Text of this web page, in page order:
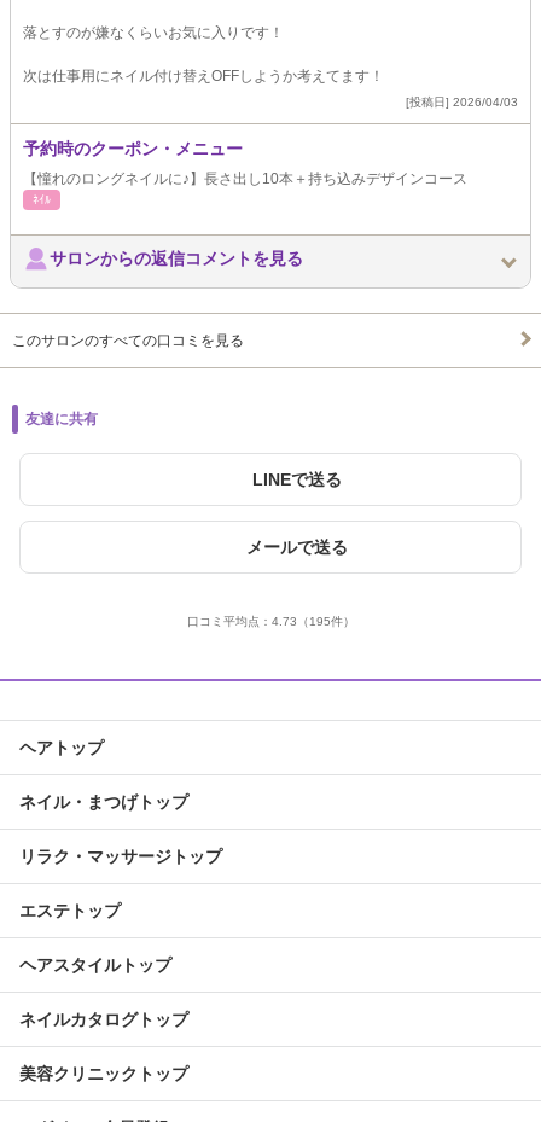
落とすのが嫌なくらいお気に入りです！
次は仕事用にネイル付け替えOFFしようか考えてます！
[投稿日] 2026/04/03
予約時のクーポン・メニュー
【憧れのロングネイルに♪】長さ出し10本＋持ち込みデザインコース
ﾈｲﾙ
サロンからの返信コメントを見る
このサロンのすべての口コミを見る
友達に共有
LINEで送る
メールで送る
口コミ平均点： 4.73 （195件）
ヘアトップ
ネイル・まつげトップ
リラク・マッサージトップ
エステトップ
ヘアスタイルトップ
ネイルカタログトップ
美容クリニックトップ